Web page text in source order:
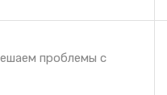
проблемы с